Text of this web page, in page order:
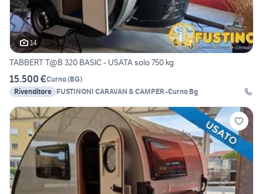
14
TABBERT T@B 320 BASIC - USATA solo 750 kg
15.500 €Curno(BG)
Rivenditore FUSTINONI CARAVAN & CAMPER -Curno Bg